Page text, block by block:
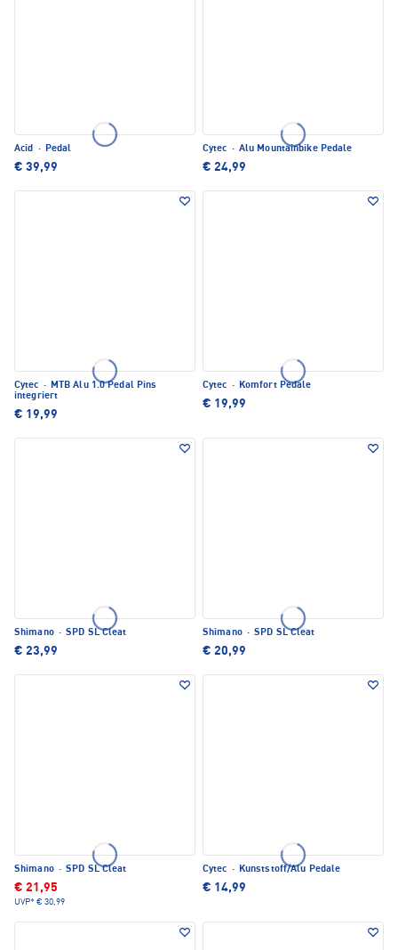
Acid · Pedal
€ 39,99
Cytec · Alu Mountainbike Pedale
€ 24,99
Cytec · MTB Alu 1.0 Pedal Pins
integriert
€ 19,99
Cytec · Komfort Pedale
€ 19,99
Shimano · SPD SL Cleat
€ 23,99
Shimano · SPD SL Cleat
€ 20,99
Shimano · SPD SL Cleat
€ 21,95
UVP* € 30,99
Cytec · Kunststoff/Alu Pedale
€ 14,99